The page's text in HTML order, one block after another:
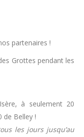
partenaires !
Grottes pendant les
à seulement 20
de Belley !
les jours jusqu’au